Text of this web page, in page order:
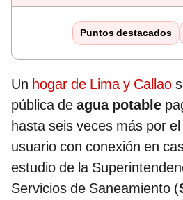
Puntos destacados
Un hogar de Lima y Callao
pública de agua potable
hasta seis veces más por
usuario con conexión en
estudio de la
Servicios de Saneamiento (